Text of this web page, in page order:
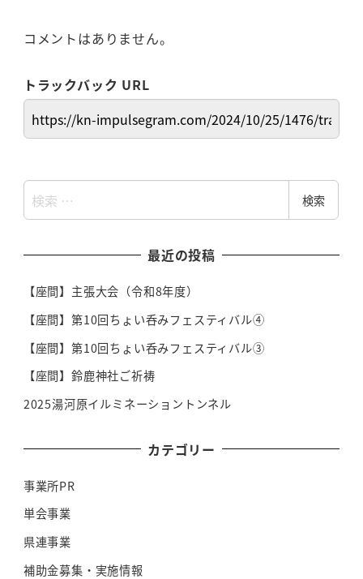
コメントはありません。
トラックバック URL
索
検索
最近の投稿
【座間】主張大会（令和8年度）
【座間】第10回ちょい呑みフェスティバル④
【座間】第10回ちょい呑みフェスティバル③
【座間】鈴鹿神社ご祈祷
2025湯河原イルミネーショントンネル
カテゴリー
事業所PR
単会事業
県連事業
補助金募集・実施情報